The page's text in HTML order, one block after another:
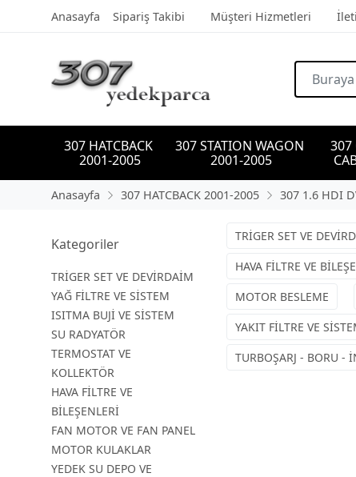
Anasayfa Sipariş Takibi Müşteri Hizmetleri
307 HATCBACK
2001-2005
307 STATION WAGON
2001-2005
307
Anasayfa 307 HATCBACK 2001-2005 307 1.6 HDI
Kategoriler
TRİGER SET VE DEVİRDAİM
YAĞ FİLTRE VE SİSTEM
ISITMA BUJİ VE SİSTEM
SU RADYATÖR
TERMOSTAT VE
KOLLEKTÖR
HAVA FİLTRE VE
BİLEŞENLERİ
FAN MOTOR VE FAN PANEL
MOTOR KULAKLAR
YEDEK SU DEPO VE
TRİGER SET VE
HAVA FİLTRE VE
MOTOR BESLEME
YAKIT FİLTRE VE
TURBOŞARJ - BORU -